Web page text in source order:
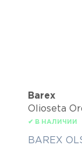
Barex
Olioseta
✔ В НАЛИЧИИ
BAREX